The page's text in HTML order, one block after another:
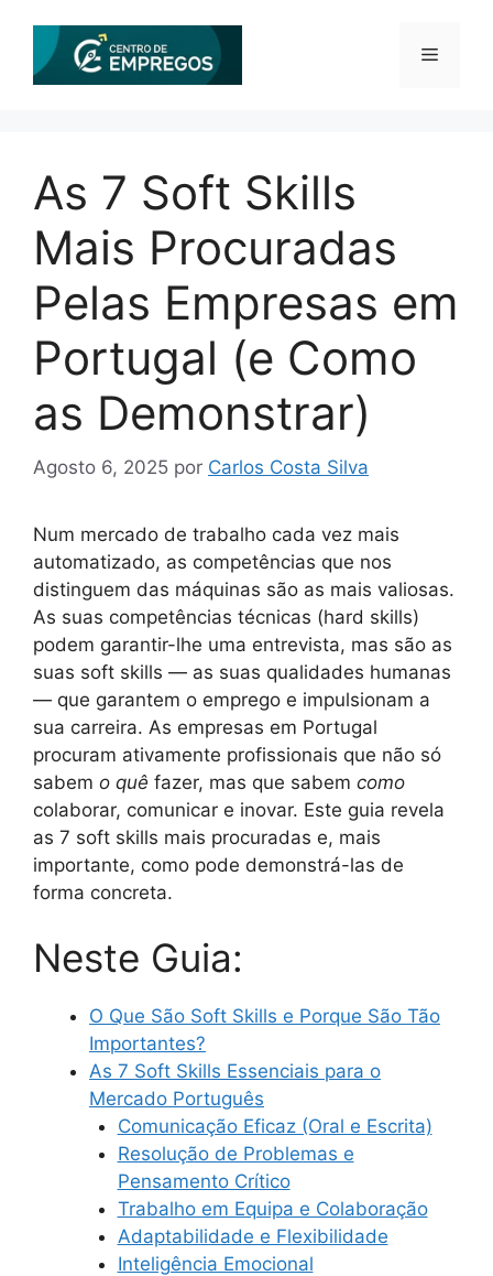
Menu
As 7 Soft Skills
Mais Procuradas
Pelas Empresas em
Portugal (e Como
as Demonstrar)
Agosto 6, 2025 por Carlos Costa Silva
Num mercado de trabalho cada vez mais
automatizado, as competências que nos
distinguem das máquinas são as mais valiosas.
As suas competências técnicas (hard skills)
podem garantir-lhe uma entrevista, mas são as
suas soft skills — as suas qualidades humanas
— que garantem o emprego e impulsionam a
sua carreira. As empresas em Portugal
procuram ativamente profissionais que não só
sabem o quê fazer, mas que sabem como
colaborar, comunicar e inovar. Este guia revela
as 7 soft skills mais procuradas e, mais
importante, como pode demonstrá-las de
forma concreta.
Neste Guia:
O Que São Soft Skills e Porque São Tão
Importantes?
As 7 Soft Skills Essenciais para o
Mercado Português
Comunicação Eficaz (Oral e Escrita)
Resolução de Problemas e
Pensamento Crítico
Trabalho em Equipa e Colaboração
Adaptabilidade e Flexibilidade
Inteligência Emocional